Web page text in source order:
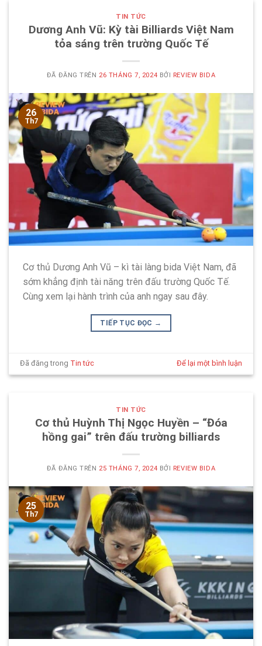
TIN TỨC
Dương Anh Vũ: Kỳ tài Billiards Việt Nam
tỏa sáng trên trường Quốc Tế
ĐÃ ĐĂNG TRÊN 26 THÁNG 7, 2024 BỞI REVIEW BIDA
26
Th7
Cơ thủ Dương Anh Vũ – kì tài làng bida Việt Nam, đã
sớm khẳng định tài năng trên đấu trường Quốc Tế.
Cùng xem lại hành trình của anh ngay sau đây.
TIẾP TỤC ĐỌC →
Đã đăng trong Tin tức Để lại một bình luận
TIN TỨC
Cơ thủ Huỳnh Thị Ngọc Huyền – “Đóa
hồng gai” trên đấu trường billiards
ĐÃ ĐĂNG TRÊN 25 THÁNG 7, 2024 BỞI REVIEW BIDA
25
Th7